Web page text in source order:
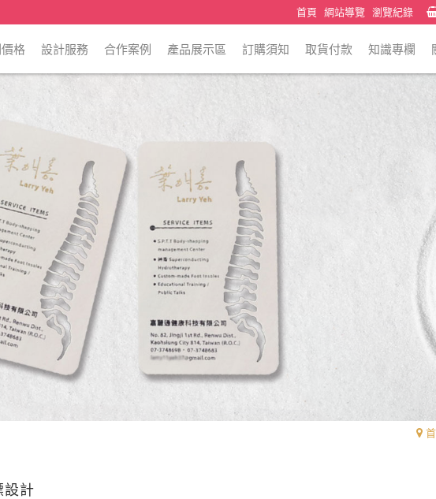
首頁 網站導覽 瀏覽紀錄
格 設計服務 合作案例 產品展示區 訂購須知 取貨付款 知識專欄
設計